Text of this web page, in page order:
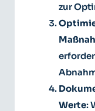
zur
Werte: